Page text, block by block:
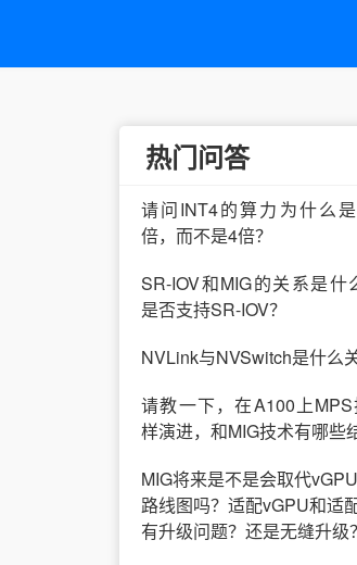
热门问答
请问INT4的算力为什么
倍，而不是4倍？
SR-IOV和MIG的关系是什
是否支持SR-IOV？
NVLink与NVSwitch是什么
请教一下，在A100上
样演进，和MIG技术有哪些
MIG将来是不是会取代
路线图吗？适配vGPU和适
有升级问题？还是无缝升级？